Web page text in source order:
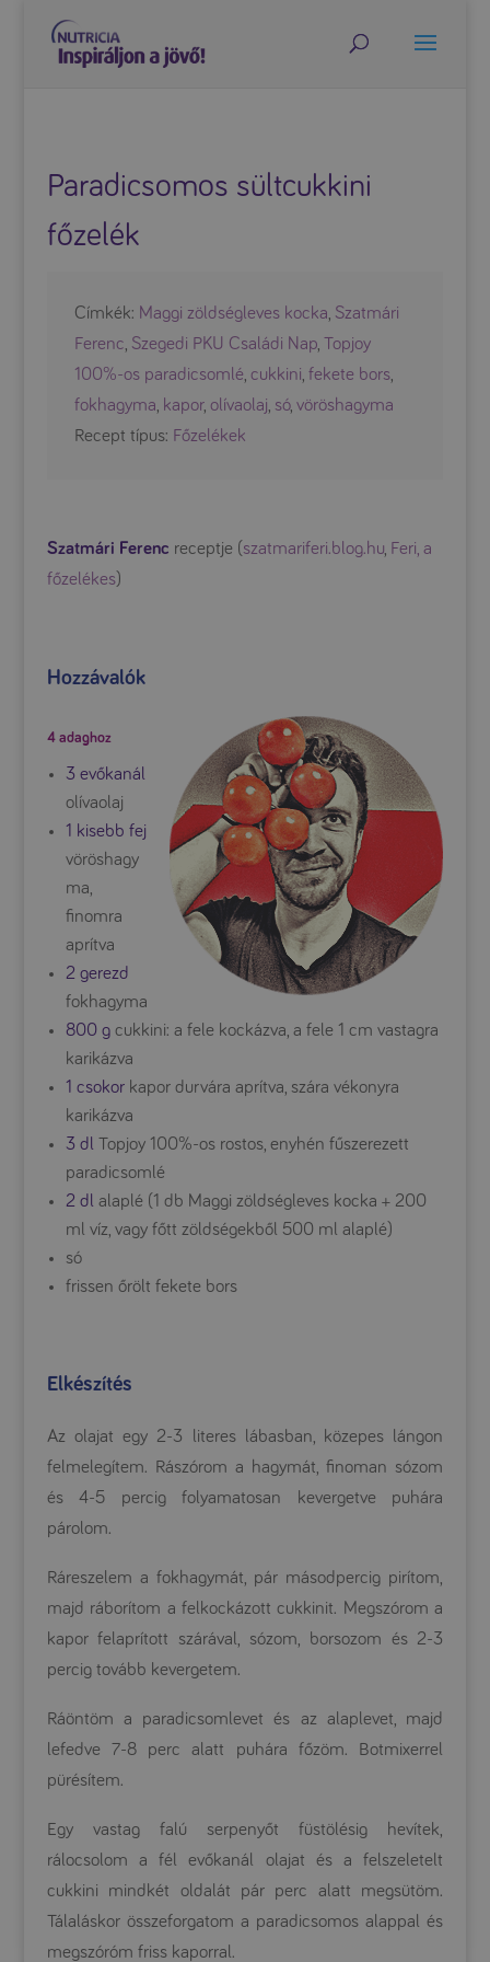
Paradicsomos sültcukkini
főzelék
Címkék: Maggi zöldségleves kocka, Szatmári
Ferenc, Szegedi PKU Családi Nap, Topjoy
100%-os paradicsomlé, cukkini, fekete bors,
fokhagyma, kapor, olívaolaj, só, vöröshagyma
Recept típus: Főzelékek
Szatmári Ferenc receptje (szatmariferi.blog.hu, Feri, a
főzelékes)
Hozzávalók
4 adaghoz
3 evőkanál
olívaolaj
1 kisebb fej
vöröshagy
ma,
finomra
aprítva
2 gerezd
fokhagyma
800 gcukkini: a fele kockázva, a fele 1 cm vastagra
karikázva
1 csokorkapor durvára aprítva, szára vékonyra
karikázva
3 dlTopjoy 100%-os rostos, enyhén fűszerezett
paradicsomlé
2 dlalaplé (1 db Maggi zöldségleves kocka + 200
ml víz, vagy főtt zöldségekből 500 ml alaplé)
só
frissen őrölt fekete bors
Elkészítés
Az olajat egy 2-3 literes lábasban, közepes lángon
felmelegítem. Rászórom a hagymát, finoman sózom
és 4-5 percig folyamatosan kevergetve puhára
párolom.
Ráreszelem a fokhagymát, pár másodpercig pirítom,
majd ráborítom a felkockázott cukkinit. Megszórom a
kapor felaprított szárával, sózom, borsozom és 2-3
percig tovább kevergetem.
Ráöntöm a paradicsomlevet és az alaplevet, majd
lefedve 7-8 perc alatt puhára főzöm. Botmixerrel
pürésítem.
Egy vastag falú serpenyőt füstölésig hevítek,
rálocsolom a fél evőkanál olajat és a felszeletelt
cukkini mindkét oldalát pár perc alatt megsütöm.
Tálaláskor összeforgatom a paradicsomos alappal és
megszóróm friss kaporral.